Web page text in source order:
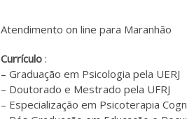
Atendimento on line para Maranhão
Currículo :
– Graduação em Psicologia pela UERJ
– Doutorado e Mestrado pela UFRJ
– Especialização em Psicoterapia